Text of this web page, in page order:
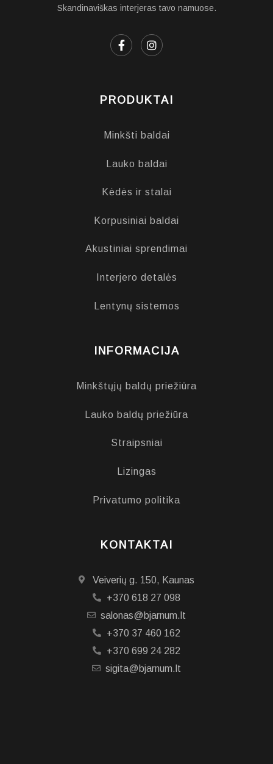
Skandinaviškas interjeras tavo namuose.
PRODUKTAI
Minkšti baldai
Lauko baldai
Kėdės ir stalai
Korpusiniai baldai
Akustiniai sprendimai
Interjero detalės
Lentynų sistemos
INFORMACIJA
Minkštųjų baldų priežiūra
Lauko baldų priežiūra
Straipsniai
Lizingas
Privatumo politika
KONTAKTAI
Veiverių g. 150, Kaunas
+370 618 27 098
salonas@bjarnum.lt
+370 37 460 162
+370 699 24 282
sigita@bjarnum.lt